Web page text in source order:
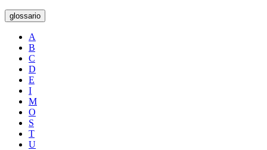
glossario
A
B
C
D
E
I
M
O
S
T
U